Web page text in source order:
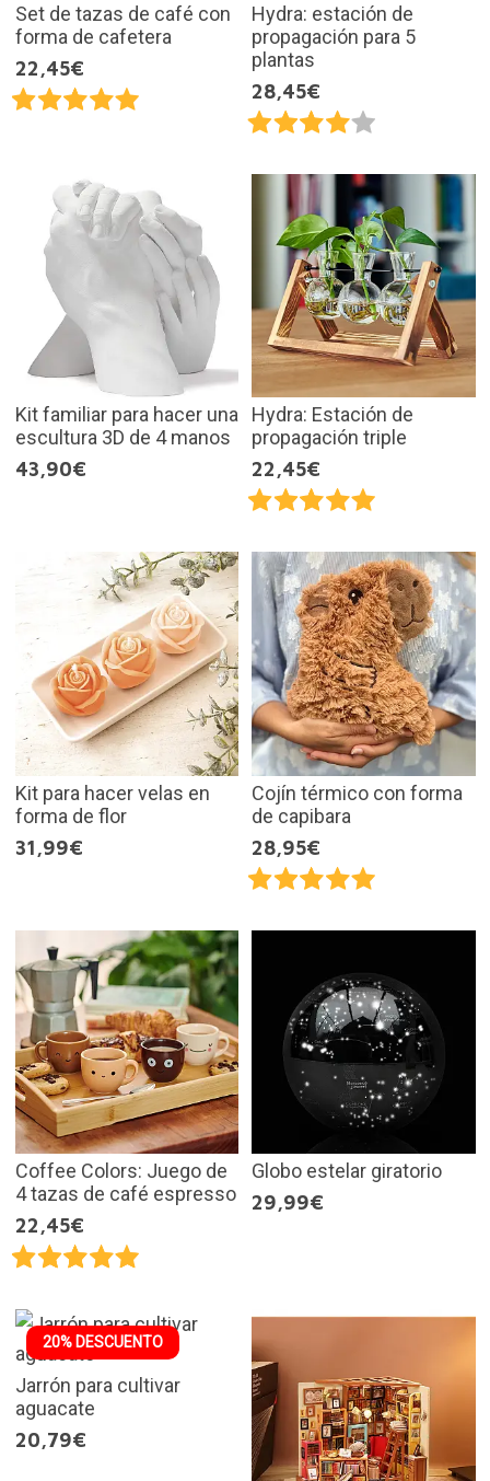
Set de tazas de café con
forma de cafetera
22,45€
Hydra: estación de
propagación para 5
plantas
28,45€
Kit familiar para hacer una
escultura 3D de 4 manos
43,90€
Hydra: Estación de
propagación triple
22,45€
Kit para hacer velas en
forma de flor
31,99€
Cojín térmico con forma
de capibara
28,95€
Coffee Colors: Juego de
4 tazas de café espresso
22,45€
Globo estelar giratorio
29,99€
20% DESCUENTO
Jarrón para cultivar
aguacate
20,79€